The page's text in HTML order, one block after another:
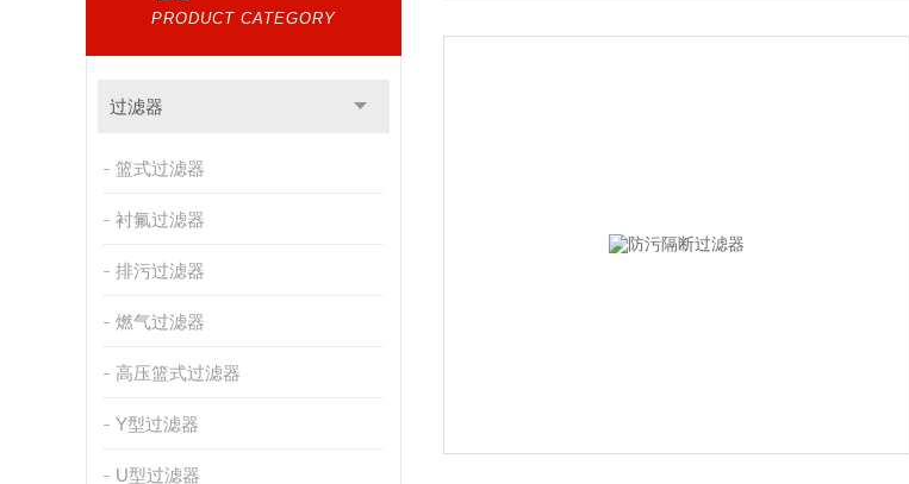
PRODUCT CATEGORY
过滤器
篮式过滤器
衬氟过滤器
排污过滤器
燃气过滤器
高压篮式过滤器
Y型过滤器
U型过滤器